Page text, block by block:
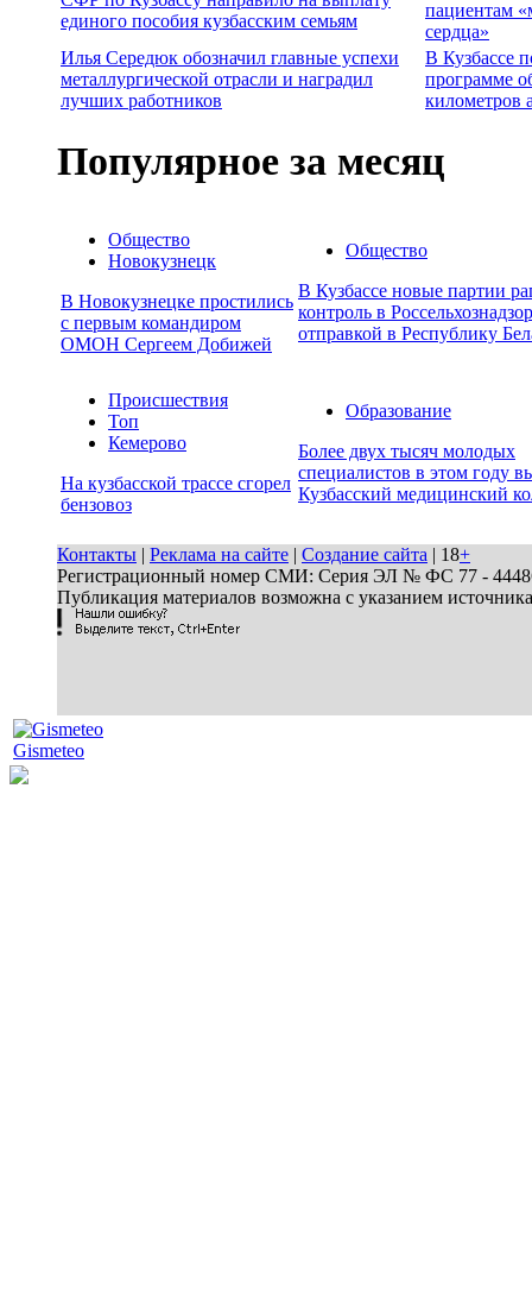
единого пособия кузбасским семьям
пациентам
сердца»
Илья Середюк обозначил главные успехи
металлургической отрасли и наградил
лучших работников
В Кузбассе
программе
километров
Популярное за месяц
Общество
Новокузнецк
В Новокузнецке простились
с первым командиром
ОМОН Сергеем Добижей
Общество
В Кузбассе новые партии
контроль в
отправкой в Республику
Происшествия
Топ
Кемерово
На кузбасской трассе сгорел
бензовоз
Образование
Более двух тысяч молодых
специалистов в этом году
Кузбасский медицинский
Контакты | Реклама на сайте | Создание сайта | 18+
Регистрационный номер СМИ: Серия ЭЛ № ФС 77 - 44486
Публикация материалов возможна с указанием
Gismeteo